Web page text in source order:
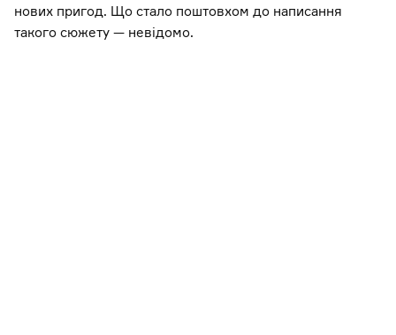
нових пригод. Що стало поштовхом до написання
такого сюжету — невідомо.